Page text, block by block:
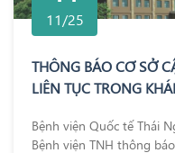
11/25
THÔNG BÁO CƠ SỞ
LIÊN TỤC TRONG
Bệnh viện Quốc tế Thái
Bệnh viện TNH thông